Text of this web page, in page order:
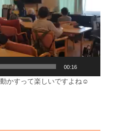
00:16
かすって楽しいですよね ☺️